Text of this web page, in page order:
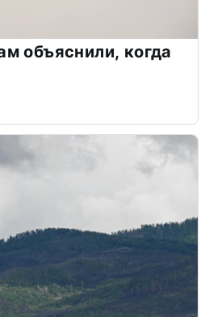
объяснили, когда